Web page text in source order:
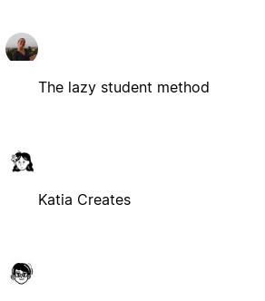
The lazy student method
Katia Creates